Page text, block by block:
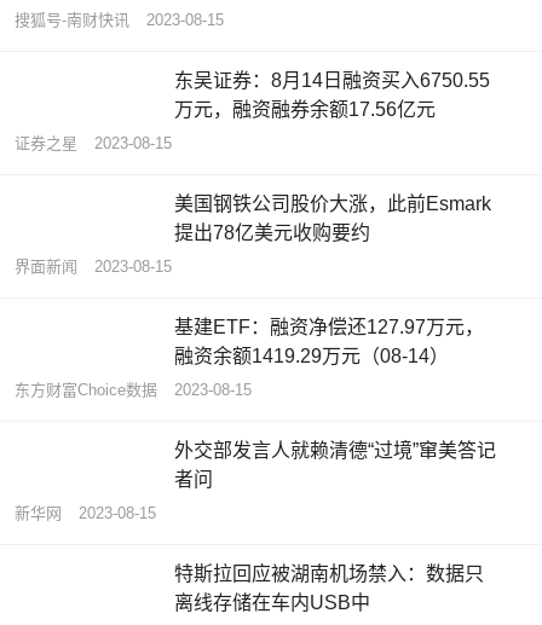
搜狐号-南财快讯 2023-08-15
东吴证券：8月14日融资买入6750.55
万元，融资融券余额17.56亿元
证券之星 2023-08-15
美国钢铁公司股价大涨，此前Esmark
提出78亿美元收购要约
界面新闻 2023-08-15
基建ETF：融资净偿还127.97万元，
融资余额1419.29万元（08-14）
东方财富Choice数据 2023-08-15
外交部发言人就赖清德“过境”窜美答记
者问
新华网 2023-08-15
特斯拉回应被湖南机场禁入：数据只
离线存储在车内USB中